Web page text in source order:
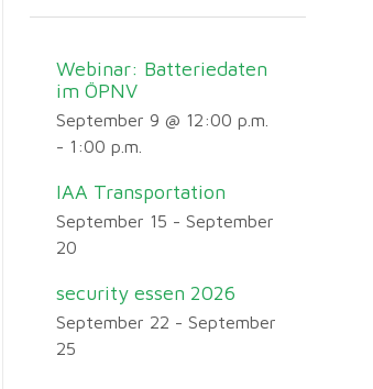
Webinar: Batteriedaten
im ÖPNV
September 9 @ 12:00 p.m.
- 1:00 p.m.
IAA Transportation
September 15 - September
20
security essen 2026
September 22 - September
25